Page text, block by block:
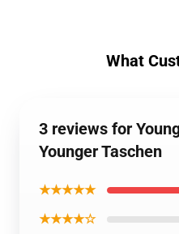
What
3 reviews for
Younger Taschen
★★★★★
★★★★☆